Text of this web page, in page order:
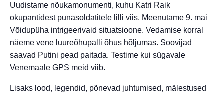
Uudistame nõukamonumenti, kuhu Katri Raik
okupantidest punasoldatitele lilli viis. Meenutame 9. mai
Võidupüha intrigeerivaid situatsioone. Vedamise korral
näeme vene luureõhupalli õhus hõljumas. Soovijad
saavad Putini pead paitada. Testime kui sügavale
Venemaale GPS meid viib.
Lisaks lood, legendid, põnevad juhtumised, mälestused